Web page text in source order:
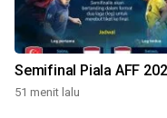
Semifinal Piala AFF
51 menit lalu